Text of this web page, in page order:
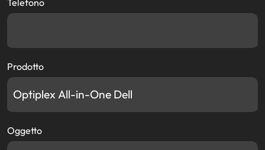
Telefono
Prodotto
Oggetto